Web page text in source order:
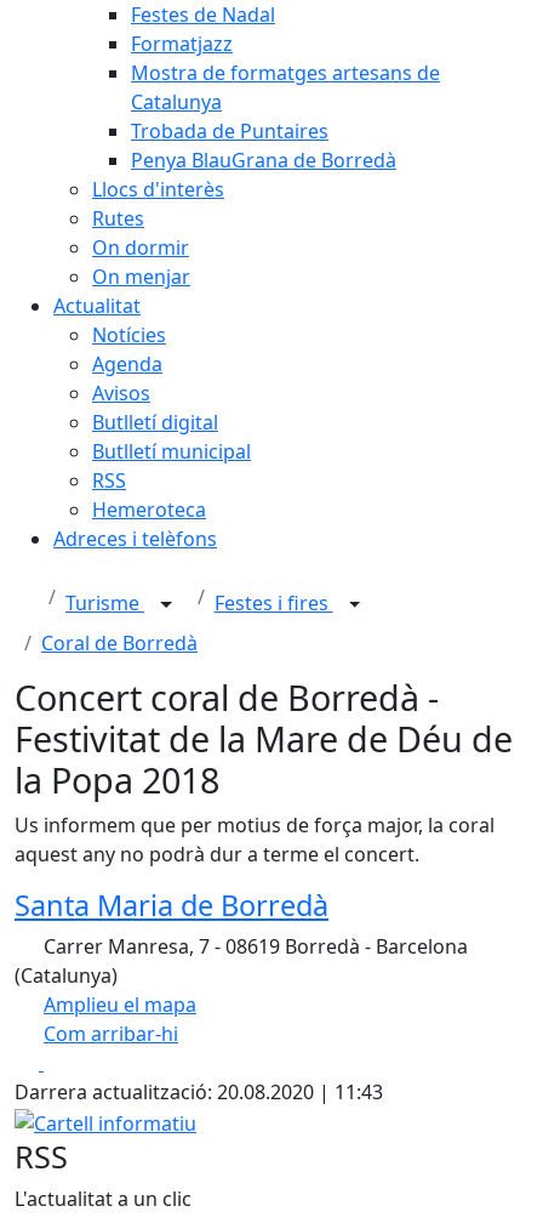
Festes de Nadal
Formatjazz
Mostra de formatges artesans de
Catalunya
Trobada de Puntaires
Penya BlauGrana de Borredà
Llocs d'interès
Rutes
On dormir
On menjar
Actualitat
Notícies
Agenda
Avisos
Butlletí digital
Butlletí municipal
RSS
Hemeroteca
Adreces i telèfons
Turisme
Festes i fires
Coral de Borredà
Concert coral de Borredà -
Festivitat de la Mare de Déu de
la Popa 2018
Us informem que per motius de força major, la coral
aquest any no podrà dur a terme el concert.
Santa Maria de Borredà
Carrer Manresa, 7 - 08619 Borredà - Barcelona
(Catalunya)
Amplieu el mapa
Com arribar-hi
+
−
Darrera actualització: 20.08.2020 | 11:43
Cartell informatiu
RSS
L'actualitat a un clic